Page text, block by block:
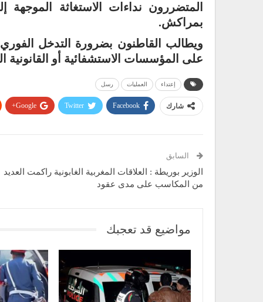
المتضررون نداءات الاستغاثة الموجهة
بمراكش.
ويطالب القاطنون بضرورة التدخل الفوري
على المؤسسات الاستشفائية أو القانونية
إعتداء العمليات رسل
شارك Facebook
Twitter
Google+
السابق
الوزير بوريطة : العلاقات المغربية الغابونية راكمت العديد
من المكاسب على مدى عقود
مواضيع قد تعجبك